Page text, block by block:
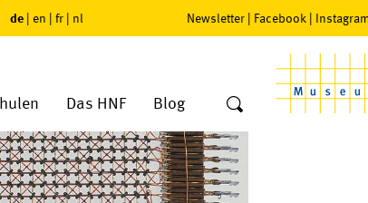
de | en | fr | nl Newsletter | Facebook | Instagram
Das HNF Blog